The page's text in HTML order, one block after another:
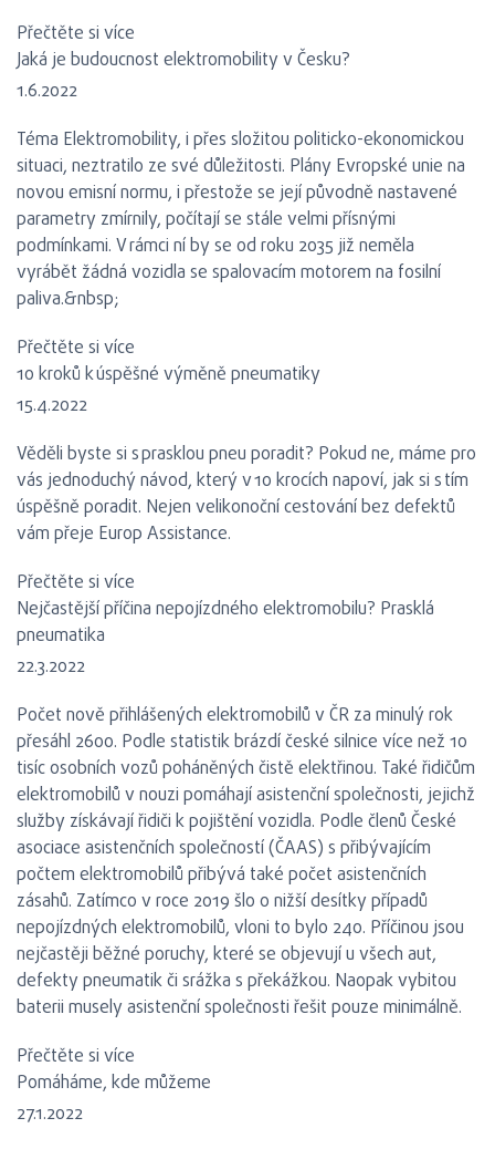
Přečtěte si více
Jaká je budoucnost elektromobility v Česku?
1.6.2022
Téma Elektromobility, i přes složitou politicko-ekonomickou
situaci, neztratilo ze své důležitosti. Plány Evropské unie na
novou emisní normu, i přestože se její původně nastavené
parametry zmírnily, počítají se stále velmi přísnými
podmínkami. V rámci ní by se od roku 2035 již neměla
vyrábět žádná vozidla se spalovacím motorem na fosilní
paliva.&nbsp;
Přečtěte si více
10 kroků k úspěšné výměně pneumatiky
15.4.2022
Věděli byste si s prasklou pneu poradit? Pokud ne, máme pro
vás jednoduchý návod, který v 10 krocích napoví, jak si s tím
úspěšně poradit. Nejen velikonoční cestování bez defektů
vám přeje Europ Assistance.
Přečtěte si více
Nejčastější příčina nepojízdného elektromobilu? Prasklá
pneumatika
22.3.2022
Počet nově přihlášených elektromobilů v ČR za minulý rok
přesáhl 2600. Podle statistik brázdí české silnice více než 10
tisíc osobních vozů poháněných čistě elektřinou. Také řidičům
elektromobilů v nouzi pomáhají asistenční společnosti, jejichž
služby získávají řidiči k pojištění vozidla. Podle členů České
asociace asistenčních společností (ČAAS) s přibývajícím
počtem elektromobilů přibývá také počet asistenčních
zásahů. Zatímco v roce 2019 šlo o nižší desítky případů
nepojízdných elektromobilů, vloni to bylo 240. Příčinou jsou
nejčastěji běžné poruchy, které se objevují u všech aut,
defekty pneumatik či srážka s překážkou. Naopak vybitou
baterii musely asistenční společnosti řešit pouze minimálně.
Přečtěte si více
Pomáháme, kde můžeme
27.1.2022